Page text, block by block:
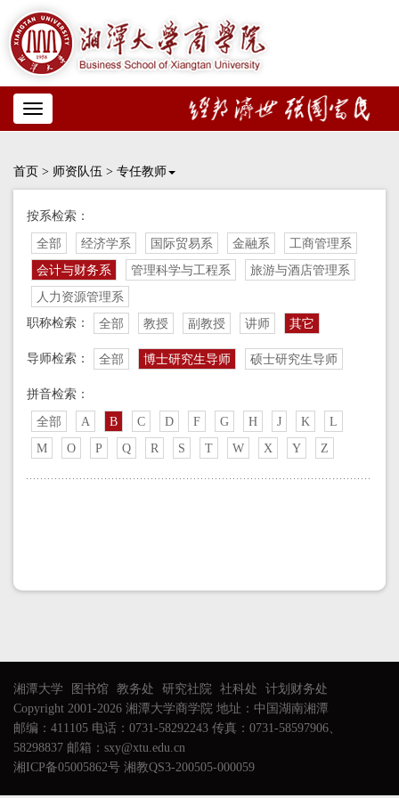
Toggle
navigation
首页 > 师资队伍 > 专任教师
按系检索：
全部 经济学系 国际贸易系 金融系
工商管理系
会计与财务系
管理科学与工程系
旅游与酒店管理系
人力资源管理系
职称检索：
全部 教授 副教授 讲师 其它
导师检索： 全部 博士研究生导师 硕士研究生导师
拼音检索：
全部 A B C D F G H J K
L
M
O P Q R S T W X Y Z
湘潭大学 图书馆 教务处 研究社院 社科处
计划财务处
Copyright 2001-2026 湘潭大学商学院 地址：中国湖南湘潭
邮编：411105 电话：0731-58292243 传真：0731-58597906、
58298837 邮箱：sxy@xtu.edu.cn
湘ICP备05005862号 湘教QS3-200505-000059